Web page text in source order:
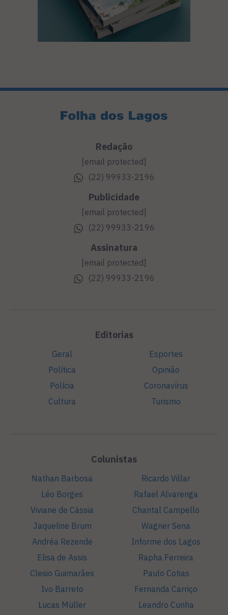
Redação
[email protected]
(22) 99933-2196
Publicidade
[email protected]
(22) 99933-2196
Assinatura
[email protected]
(22) 99933-2196
Editorias
Geral
Política
Polícia
Cultura
Esportes
Opinião
Coronavírus
Turismo
Colunistas
Nathan Barbosa
Léo Borges
Viviane de Cássia
Jaqueline Brum
Andréa Rezende
Elisa de Assis
Clesio Guimarães
Ivo Barreto
Lucas Müller
Ricardo Villar
Rafael Alvarenga
Chantal Campello
Wagner Sena
Informe dos Lagos
Rapha Ferreira
Paulo Cotias
Fernanda Carriço
Leandro Cunha